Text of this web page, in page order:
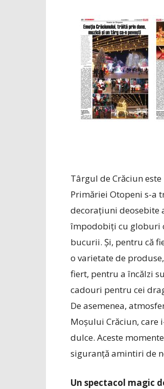
Târgul de Crăciun
Primăriei Otopeni s-a
decorațiuni deosebite
împodobiți cu globuri
bucurii. Și, pentru că
o varietate de
fiert, pentru a încălzi
cadouri pentru cei
De asemenea,
Moșului Crăciun,
dulce. Aceste
siguranță amintiri de
Un spectacol magic